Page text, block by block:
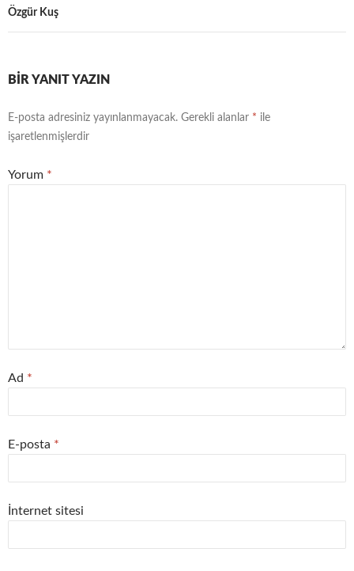
Özgür Kuş
BIR YANIT YAZIN
E-posta adresiniz yayınlanmayacak. Gerekli alanlar * ile
işaretlenmişlerdir
Yorum *
Ad *
E-posta *
İnternet sitesi